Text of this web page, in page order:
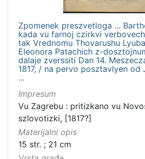
Zpomenek preszvetloga ...
kada vu farnoj czirkvi
tak Vrednomu Thovarushu
Eleonora Patachich z-
dalaje zverssiti Dan 14.
1817, / na pervo posztavlyen od
...
Impresum
Vu Zagrebu : pritizkano vu
szlovotizki, [1817?]
Materijalni opis
15 str. ; 21 cm